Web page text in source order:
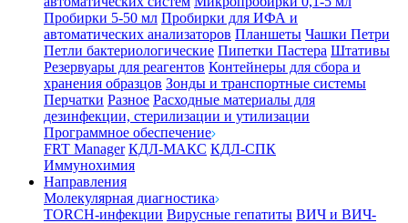
Пробирки 5-50 мл Пробирки для ИФА и
автоматических анализаторов Планшеты Чашки Петри
Петли бактериологические Пипетки Пастера Штативы
Резервуары для реагентов Контейнеры для сбора и
хранения образцов Зонды и транспортные системы
Перчатки Разное Расходные материалы для
дезинфекции, стерилизации и утилизации
Программное обеспечение
FRT Manager КДЛ-МАКС КДЛ-СПК
Иммунохимия
Направления
Молекулярная диагностика
TORCH-инфекции Вирусные гепатиты ВИЧ и ВИЧ-